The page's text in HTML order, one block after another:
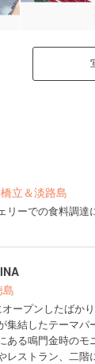
立＆淡路島
リーでの食料調達
ープンしたばか
集結したテーマパ
ある鳴門金時のモ
レストラン、二階